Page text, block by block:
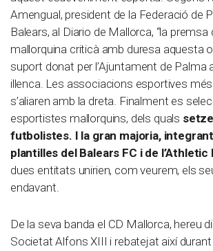
Amengual, president de la Federació de
Balears, al Diario de Mallorca, “la premsa
mallorquina criticà amb duresa aquesta
suport donat per l’Ajuntament de Palma
illenca. Les associacions esportives
s’aliaren amb la dreta. Finalment es
esportistes mallorquins, dels quals
futbolistes. I la gran majoria,
plantilles del Balears FC i de l’Athletic
dues entitats unirien, com veurem, els
endavant.
De la seva banda el CD Mallorca, hereu
Societat Alfons XIII i rebatejat així durant